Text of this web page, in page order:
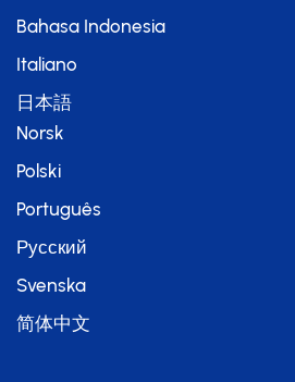
Bahasa Indonesia
Italiano
日本語
Norsk
Polski
Português
Русский
Svenska
简体中文